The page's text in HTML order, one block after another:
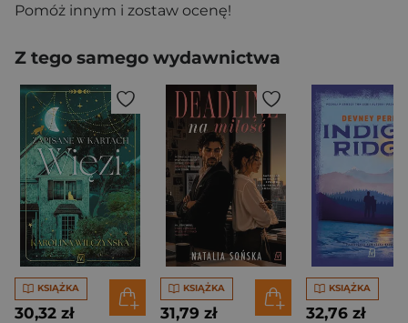
Pomóż innym i zostaw ocenę!
Z tego samego wydawnictwa
KSIĄŻKA
30,32 zł
KSIĄŻKA
31,79 zł
KSIĄŻKA
32,76 zł